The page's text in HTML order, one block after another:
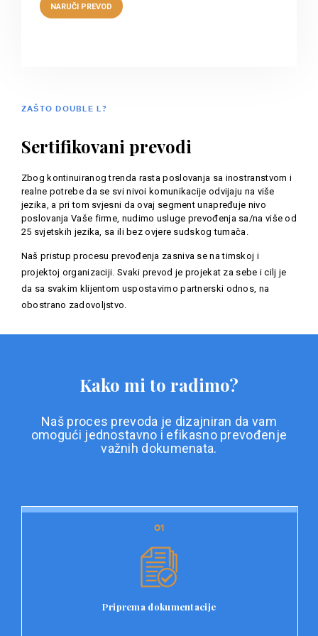
ZAŠTO DOUBLE L?
Sertifikovani prevodi
Zbog kontinuiranog trenda rasta poslovanja sa inostranstvom i
realne potrebe da se svi nivoi komunikacije odvijaju na više
jezika, a pri tom svjesni da ovaj segment unapređuje nivo
poslovanja Vaše firme, nudimo usluge prevođenja sa/na više od
25 svjetskih jezika, sa ili bez ovjere sudskog tumača.
Naš pristup procesu prevođenja zasniva se na timskoj i
projektoj organizaciji. Svaki prevod je projekat za sebe i cilj je
da sa svakim klijentom uspostavimo partnerski odnos, na
obostrano zadovoljstvo.
Kako mi to radimo?
Naš proces prevoda je dizajniran da vam
omogući jednostavno i efikasno prevođenje
važnih dokumenata.
01
Priprema dokumentacije
01
Prvi korak u našem procesu prevoda je priprema
dokumentacije. Korisnici jednostavno učitavaju svoje
dokumenta, kao i specifične zahtjeve za prevod.